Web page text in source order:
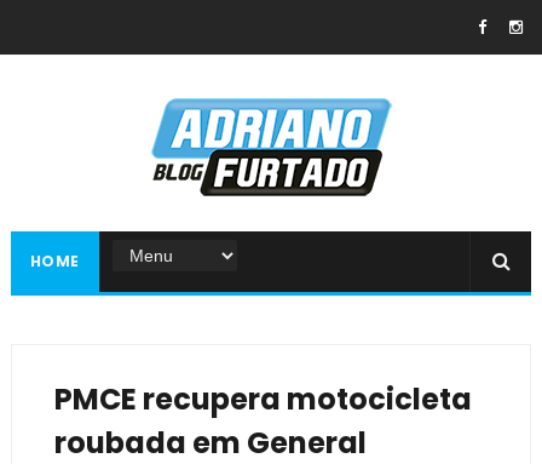
HOME
PMCE recupera motocicleta
roubada em General